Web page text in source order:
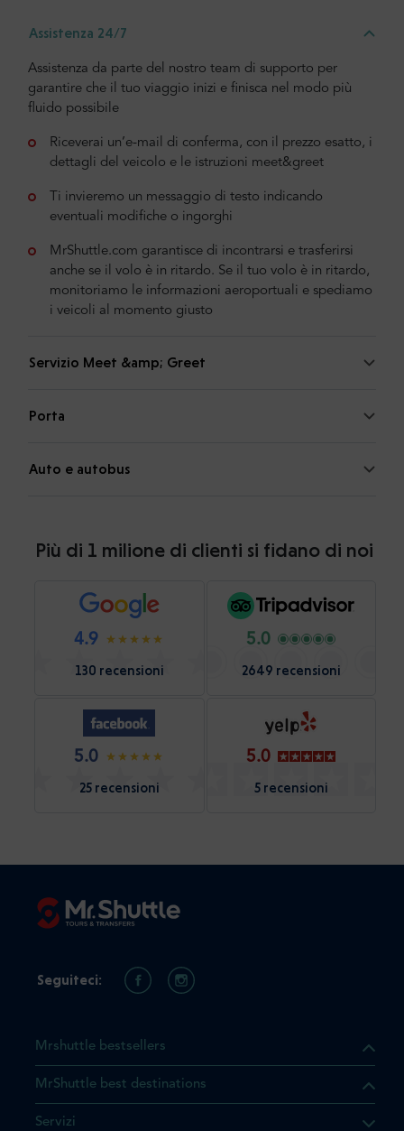
Assistenza 24/7
Assistenza da parte del nostro team di supporto per
garantire che il tuo viaggio inizi e finisca nel modo più
fluido possibile
Riceverai un’e-mail di conferma, con il prezzo esatto, i
dettagli del veicolo e le istruzioni meet&greet
Ti invieremo un messaggio di testo indicando
eventuali modifiche o ingorghi
MrShuttle.com garantisce di incontrarsi e trasferirsi
anche se il volo è in ritardo. Se il tuo volo è in ritardo,
monitoriamo le informazioni aeroportuali e spediamo
i veicoli al momento giusto
Servizio Meet &amp; Greet
Porta
Auto e autobus
Più di 1 milione di clienti si fidano di noi
4.9
130 recensioni
5.0
2649 recensioni
5.0
25 recensioni
5.0
5 recensioni
il prodotto che state
Mrshuttle bestsellers
MrShuttle best destinations
Servizi
Seguiteci: